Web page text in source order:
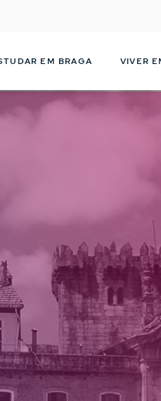
conteúdo
EM BRAGA VIVER